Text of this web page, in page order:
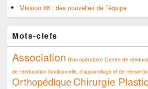
Mission 86 : des nouvelles de l’équipe
Mots-clefs
Association Bloc opératoire Centre de
de rééducation fonctionnelle, d’appareillage et de
OrthopédiqueChirurgie